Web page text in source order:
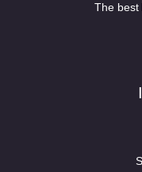
The best